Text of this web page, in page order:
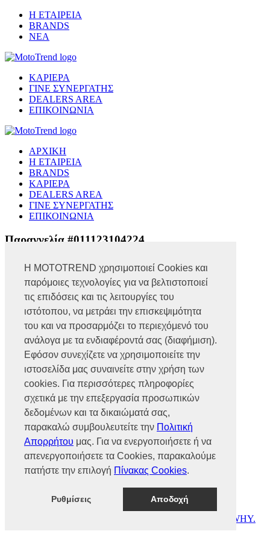
Η MOTOTREND χρησιμοποιεί Cookies και
παρόμοιες τεχνολογίες για να βελτιστοποιεί
τις επιδόσεις και τις λειτουργίες του
ιστότοπου, να μετράει την επισκεψιμότητα
του και να προσαρμόζει το περιεχόμενό του
ανάλογα με τα ενδιαφέροντά σας (διαφήμιση).
Εφόσον συνεχίζετε να χρησιμοποιείτε την
ιστοσελίδα μας συναινείτε στην χρήση των
cookies. Για περισσότερες πληροφορίες
σχετικά με την επεξεργασία προσωπικών
δεδομένων και τα δικαιώματά σας,
παρακαλώ συμβουλευτείτε την Πολιτική
Απορρήτου μας. Για να ενεργοποιήσετε ή να
απενεργοποιήσετε τα Cookies, παρακαλούμε
πατήστε την επιλογή Πίνακας Cookies.
Ρυθμίσεις Αποδοχή
Η ΕΤΑΙΡΕΙΑ
BRANDS
ΝΕΑ
ΚΑΡΙΕΡΑ
ΓΙΝΕ ΣΥΝΕΡΓΑΤΗΣ
DEALERS AREA
ΕΠΙΚΟΙΝΩΝΙΑ
ΑΡΧΙΚΗ
Η ΕΤΑΙΡΕΙΑ
BRANDS
ΚΑΡΙΕΡΑ
DEALERS AREA
ΓΙΝΕ ΣΥΝΕΡΓΑΤΗΣ
ΕΠΙΚΟΙΝΩΝΙΑ
Παραγγελία #011123104224
Βρυούλων 56, Ν. Φιλαδέλφεια,
14341, Αθήνα
Αρ. Γ.Ε.ΜΗ 002466101000
2102585991
Φαξ.:2102585993
Ε-mail:info@mototrend.gr
Μάθετε Περισσότερα
Η Εταιρεία
Brands
Νέα
Οικονομικά στοιχεία
Υποστήριξη
Επικοινωνία
Γίνε συνεργάτης
Dealers Area
Πολιτική cookies
WHY.